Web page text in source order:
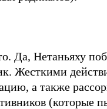
Да, Нетаньяху
Жесткими
а также
(которые